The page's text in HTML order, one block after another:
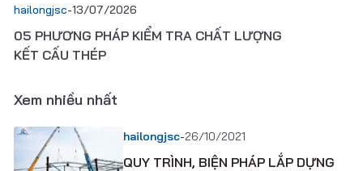
hailongjsc-13/07/2026
05 PHƯƠNG PHÁP KIỂM TRA CHẤT LƯỢNG
KẾT CẤU THÉP
Xem nhiều nhất
hailongjsc-26/10/2021
QUY TRÌNH, BIỆN PHÁP LẮP DỰNG